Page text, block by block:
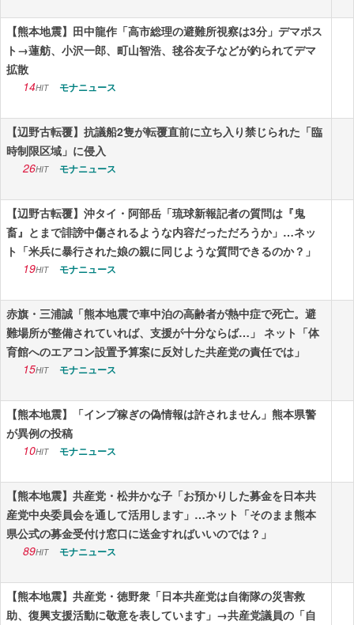
【熊本地震】田中龍作「高市総理の避難所視察は3分」デマポス
ト→蓮舫、小沢一郎、町山智浩、毬谷友子などが釣られてデマ
拡散
14HIT モナニュース
【辺野古転覆】抗議船2隻が転覆直前に立ち入り禁じられた「臨
時制限区域」に侵入
26HIT モナニュース
【辺野古転覆】沖タイ・阿部岳「琉球新報記者の質問は『鬼
畜』とまで誹謗中傷されるような内容だっただろうか」…ネッ
ト「米兵に暴行された娘の親に同じような質問できるのか？」
19HIT モナニュース
赤旗・三浦誠「熊本地震で車中泊の高齢者が熱中症で死亡。避
難場所が整備されていれば、支援が十分ならば…」 ネット「体
育館へのエアコン設置予算案に反対した共産党の責任では」
15HIT モナニュース
【熊本地震】「インプ稼ぎの偽情報は許されません」熊本県警
が異例の投稿
10HIT モナニュース
【熊本地震】共産党・松井かな子「お預かりした募金を日本共
産党中央委員会を通して活用します」…ネット「そのまま熊本
県公式の募金受付け窓口に送金すればいいのでは？」
89HIT モナニュース
【熊本地震】共産党・徳野衆「日本共産党は自衛隊の災害救
助、復興支援活動に敬意を表しています」→共産党議員の「自